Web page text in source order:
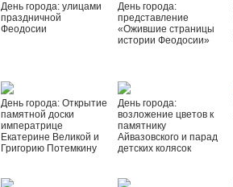
День города: улицами
праздничной
Феодосии
День города:
представление
«Ожившие страницы
истории Феодосии»
День города: Открытие
памятной доски
императрице
Екатерине Великой и
Григорию Потемкину
День города:
возложение цветов к
памятнику
Айвазовского и парад
детских колясок